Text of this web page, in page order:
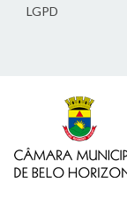
LGPD